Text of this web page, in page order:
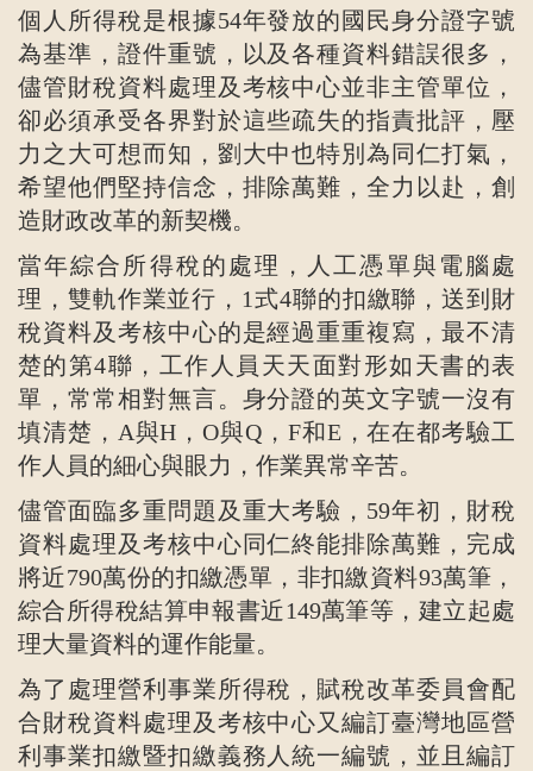
個人所得稅是根據54年發放的國民身分證字號
為基準，證件重號，以及各種資料錯誤很多，
儘管財稅資料處理及考核中心並非主管單位，
卻必須承受各界對於這些疏失的指責批評，壓
力之大可想而知，劉大中也特別為同仁打氣，
希望他們堅持信念，排除萬難，全力以赴，創
造財政改革的新契機。
當年綜合所得稅的處理，人工憑單與電腦處
理，雙軌作業並行，1式4聯的扣繳聯，送到財
稅資料及考核中心的是經過重重複寫，最不清
楚的第4聯，工作人員天天面對形如天書的表
單，常常相對無言。身分證的英文字號一沒有
填清楚，A與H，O與Q，F和E，在在都考驗工
作人員的細心與眼力，作業異常辛苦。
儘管面臨多重問題及重大考驗，59年初，財稅
資料處理及考核中心同仁終能排除萬難，完成
將近790萬份的扣繳憑單，非扣繳資料93萬筆，
綜合所得稅結算申報書近149萬筆等，建立起處
理大量資料的運作能量。
為了處理營利事業所得稅，賦稅改革委員會配
合財稅資料處理及考核中心又編訂臺灣地區營
利事業扣繳暨扣繳義務人統一編號，並且編訂